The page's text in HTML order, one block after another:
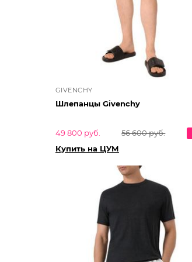
GIVENCHY
Шлепанцы Givenchy
49 800 руб. 56 600 руб.
Купить на ЦУМ